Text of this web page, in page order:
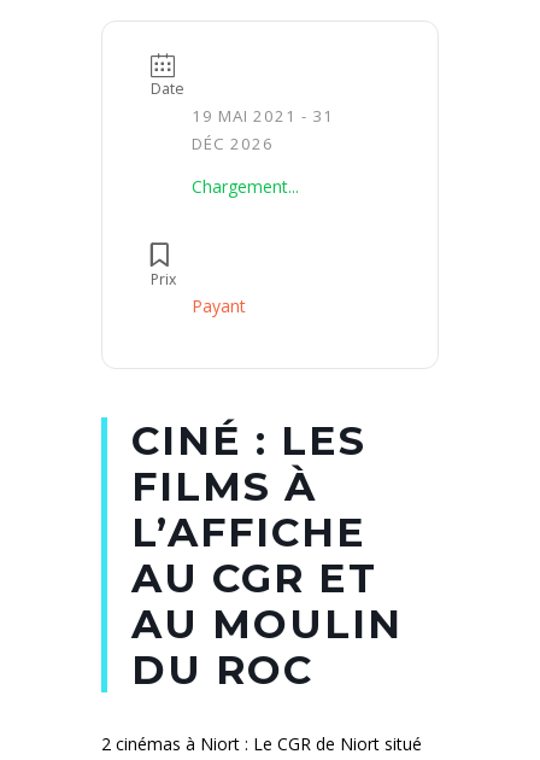
Date
19 MAI 2021 - 31
DÉC 2026
Chargement...
Prix
Payant
CINÉ : LES
FILMS À
L’AFFICHE
AU CGR ET
AU MOULIN
DU ROC
2 cinémas à Niort : Le CGR de Niort situé